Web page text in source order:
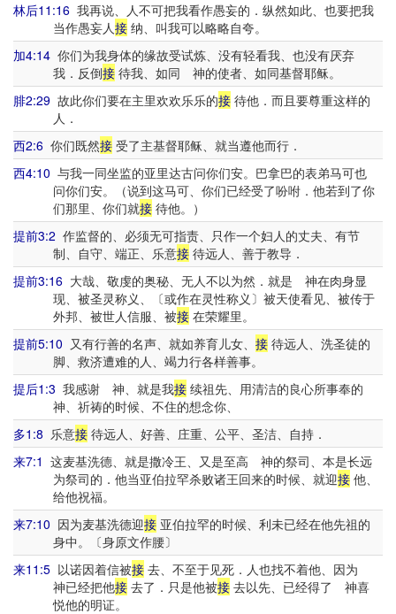
林后11:16 我再说、人不可把我看作愚妄的．纵然如此、也要把我
当作愚妄人接纳、叫我可以略略自夸。
加4:14 你们为我身体的缘故受试炼、没有轻看我、也没有厌弃
我．反倒接待我、如同 神的使者、如同基督耶稣。
腓2:29 故此你们要在主里欢欢乐乐的接 待他．而且要尊重这样的
人．
西2:6 你们既然接 受了主基督耶稣、就当遵他而行．
西4:10 与我一同坐监的亚里达古问你们安。巴拿巴的表弟马可也
问你们安。（说到这马可、你们已经受了吩咐．他若到了你
们那里、你们就接待他。）
提前3:2 作监督的、必须无可指责、只作一个妇人的丈夫、有节
制、自守、端正、乐意接待远人、善于教导．
提前3:16 大哉、敬虔的奥秘、无人不以为然．就是 神在肉身显
现、被圣灵称义、〔或作在灵性称义〕被天使看见、被传于
外邦、被世人信服、被接在荣耀里。
提前5:10 又有行善的名声、就如养育儿女、 接 待远人、洗圣徒的
脚、救济遭难的人、竭力行各样善事。
提后1:3 我感谢 神、就是我接 续祖先、用清洁的良心所事奉的
神、祈祷的时候、不住的想念你、
多1:8 乐意接 待远人、好善、庄重、公平、圣洁、自持．
来7:1 这麦基洗德、就是撒冷王、又是至高 神的祭司、本是长远
为祭司的．他当亚伯拉罕杀败诸王回来的时候、就迎接他、
给他祝福。
来7:10 因为麦基洗德迎接 亚伯拉罕的时候、利未已经在他先祖的
身中。〔身原文作腰〕
来11:5 以诺因着信被接 去、不至于见死．人也找不着他、因为
神已经把他接去了．只是他被接去以先、已经得了 神喜
悦他的明证。